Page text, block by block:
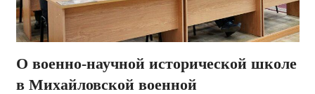
О военно-научной исторической школе
в Михайловской военной